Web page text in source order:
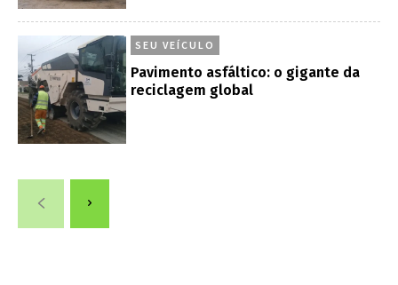
SEU VEÍCULO
Pavimento asfáltico: o gigante da
reciclagem global